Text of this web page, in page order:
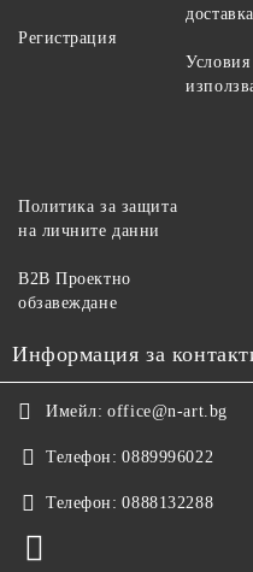
Регистрация
доставка
Условия
Политика за защита
на личните данни
B2B Проектно
обзавеждане
Информация за
Имейл: office@n-art.bg
Телефон: 0889996022
Телефон: 0888132288